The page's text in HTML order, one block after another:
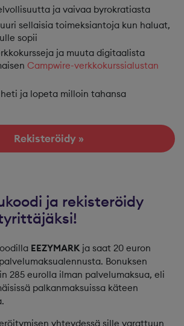
ja vaivaa byrokratiasta
sellaisia toimeksiantoja kun haluat,
sopii
ja muuta digitaalista
Campwire-verkkokurssialustan
ja lopeta milloin tahansa
Rekisteröidy »
ja rekisteröidy
EEZYMARKja saat 20 euron
Bonuksen
285 eurolla ilman palvelumaksua, eli
palkanmaksuissa käteen
yhteydessä sille varattuun